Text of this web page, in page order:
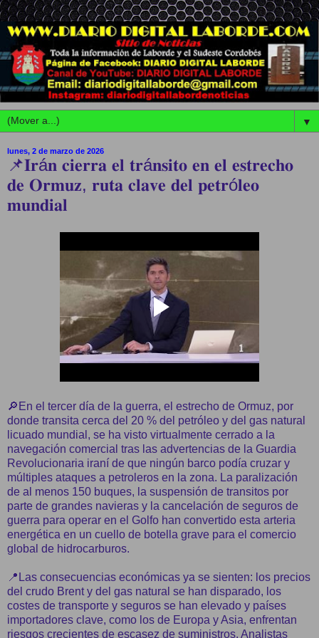
▼
lunes, 2 de marzo de 2026
📌𝐈𝐫á𝐧 𝐜𝐢𝐞𝐫𝐫𝐚 𝐞𝐥 𝐭𝐫á𝐧𝐬𝐢𝐭𝐨 𝐞𝐧 𝐞𝐥 𝐞𝐬𝐭𝐫𝐞𝐜𝐡𝐨
𝐝𝐞 𝐎𝐫𝐦𝐮𝐳, 𝐫𝐮𝐭𝐚 𝐜𝐥𝐚𝐯𝐞 𝐝𝐞𝐥 𝐩𝐞𝐭𝐫ó𝐥𝐞𝐨
𝐦𝐮𝐧𝐝𝐢𝐚𝐥
🔎En el tercer día de la guerra, el estrecho de Ormuz, por
donde transita cerca del 20 % del petróleo y del gas natural
licuado mundial, se ha visto virtualmente cerrado a la
navegación comercial tras las advertencias de la Guardia
Revolucionaria iraní de que ningún barco podía cruzar y
múltiples ataques a petroleros en la zona. La paralización
de al menos 150 buques, la suspensión de transitos por
parte de grandes navieras y la cancelación de seguros de
guerra para operar en el Golfo han convertido esta arteria
energética en un cuello de botella grave para el comercio
global de hidrocarburos.
📍Las consecuencias económicas ya se sienten: los precios
del crudo Brent y del gas natural se han disparado, los
costes de transporte y seguros se han elevado y países
importadores clave, como los de Europa y Asia, enfrentan
riesgos crecientes de escasez de suministros. Analistas